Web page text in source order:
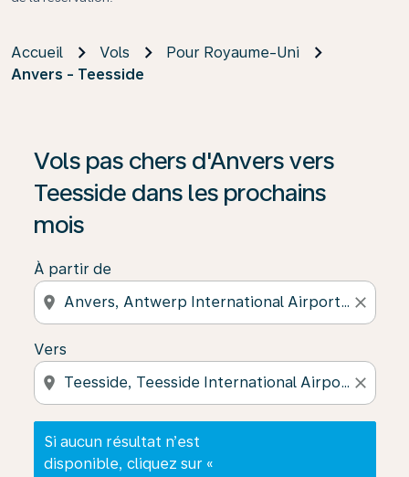
Accueil Vols
Pour Royaume-Uni
Anvers - Teesside
Vols pas chers d'Anvers vers
Teesside dans les prochains
mois
À partir de
location_on close
Vers
location_on close
Si aucun résultat n’est
disponible, cliquez sur «
Si aucun résultat n’est disponible, cliquez sur «